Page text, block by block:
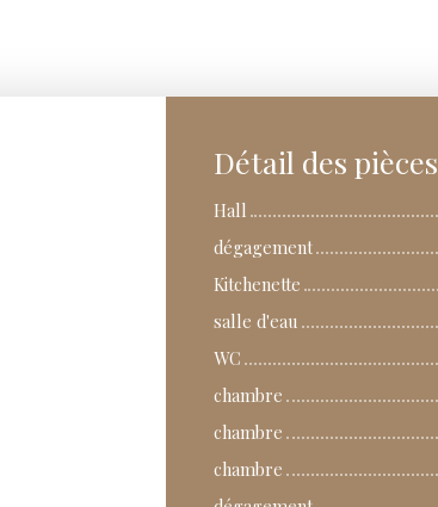
Détail des pièces
Hall
dégagement
Kitchenette
salle d'eau
WC
chambre
chambre
chambre